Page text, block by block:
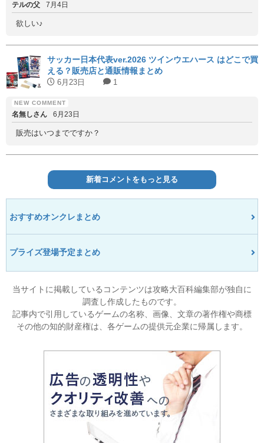
テルの父 7月4日
欲しい♪
サッカー日本代表ver.2026 ツインウエハース はどこで買
える？販売店と通販情報まとめ
6月23日 1
名無しさん 6月23日
販売はいつまでですか？
新着コメントをもっと見る
おすすめオンクレまとめ
プライズ登場予定まとめ
当サイトに掲載しているコンテンツは攻略大百科編集部が独自に
調査し作成したものです。
記事内で引用しているゲームの名称、画像、文章の著作権や商標
その他の知的財産権は、各ゲームの提供元企業に帰属します。